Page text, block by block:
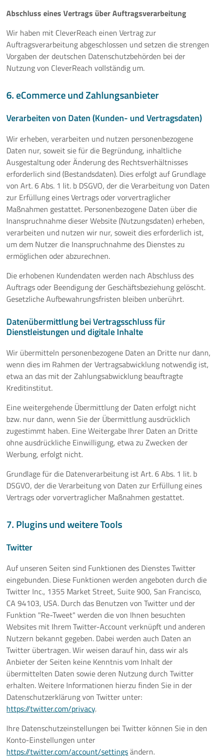
Abschluss eines Vertrags über Auftragsverarbeitung
Wir haben mit CleverReach einen Vertrag zur
Auftragsverarbeitung abgeschlossen und setzen die strengen
Vorgaben der deutschen Datenschutzbehörden bei der
Nutzung von CleverReach vollständig um.
6. eCommerce und Zahlungsanbieter
Verarbeiten von Daten (Kunden- und Vertragsdaten)
Wir erheben, verarbeiten und nutzen personenbezogene
Daten nur, soweit sie für die Begründung, inhaltliche
Ausgestaltung oder Änderung des Rechtsverhältnisses
erforderlich sind (Bestandsdaten). Dies erfolgt auf Grundlage
von Art. 6 Abs. 1 lit. b DSGVO, der die Verarbeitung von Daten
zur Erfüllung eines Vertrags oder vorvertraglicher
Maßnahmen gestattet. Personenbezogene Daten über die
Inanspruchnahme dieser Website (Nutzungsdaten) erheben,
verarbeiten und nutzen wir nur, soweit dies erforderlich ist,
um dem Nutzer die Inanspruchnahme des Dienstes zu
ermöglichen oder abzurechnen.
Die erhobenen Kundendaten werden nach Abschluss des
Auftrags oder Beendigung der Geschäftsbeziehung gelöscht.
Gesetzliche Aufbewahrungsfristen bleiben unberührt.
Datenübermittlung bei Vertragsschluss für
Dienstleistungen und digitale Inhalte
Wir übermitteln personenbezogene Daten an Dritte nur dann,
wenn dies im Rahmen der Vertragsabwicklung notwendig ist,
etwa an das mit der Zahlungsabwicklung beauftragte
Kreditinstitut.
Eine weitergehende Übermittlung der Daten erfolgt nicht
bzw. nur dann, wenn Sie der Übermittlung ausdrücklich
zugestimmt haben. Eine Weitergabe Ihrer Daten an Dritte
ohne ausdrückliche Einwilligung, etwa zu Zwecken der
Werbung, erfolgt nicht.
Grundlage für die Datenverarbeitung ist Art. 6 Abs. 1 lit. b
DSGVO, der die Verarbeitung von Daten zur Erfüllung eines
Vertrags oder vorvertraglicher Maßnahmen gestattet.
7. Plugins und weitere Tools
Twitter
Auf unseren Seiten sind Funktionen des Dienstes Twitter
eingebunden. Diese Funktionen werden angeboten durch die
Twitter Inc., 1355 Market Street, Suite 900, San Francisco,
CA 94103, USA. Durch das Benutzen von Twitter und der
Funktion "Re-Tweet" werden die von Ihnen besuchten
Websites mit Ihrem Twitter-Account verknüpft und anderen
Nutzern bekannt gegeben. Dabei werden auch Daten an
Twitter übertragen. Wir weisen darauf hin, dass wir als
Anbieter der Seiten keine Kenntnis vom Inhalt der
übermittelten Daten sowie deren Nutzung durch Twitter
erhalten. Weitere Informationen hierzu finden Sie in der
Datenschutzerklärung von Twitter unter:
https://twitter.com/privacy.
Ihre Datenschutzeinstellungen bei Twitter können Sie in den
Konto-Einstellungen unter
https://twitter.com/account/settingsändern.